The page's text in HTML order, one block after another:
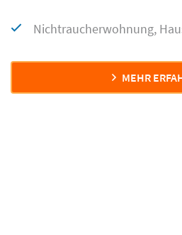
Nichtraucherwohnung,
MEHR